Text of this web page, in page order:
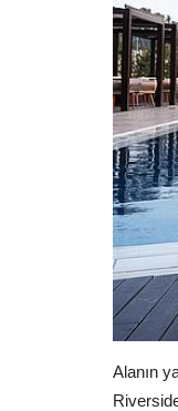
Alanın